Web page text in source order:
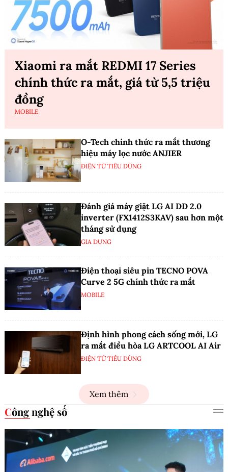
Xiaomi ra mắt REDMI 17 Series
chính thức ra mắt, giá từ 5,5 triệu
đồng
MOBILE
O-Tech chính thức ra mắt thương
hiệu máy lọc nước ANJIER
ĐIỆN TỬ TIÊU DÙNG
Đánh giá máy giặt LG AI DD 2.0
inverter (FX1412S3KAV) sau hơn một
tháng sử dụng
GIA DỤNG
Điện thoại siêu pin TECNO POVA
Curve 2 5G chính thức ra mắt
MOBILE
Định hình phong cách sống mới, LG
ra mắt điều hòa LG ARTCOOL AI Air
ĐIỆN TỬ TIÊU DÙNG
Xem thêm
Công nghệ số